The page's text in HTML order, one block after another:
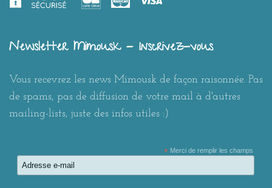
Newsletter Mimousk - Inscrivez-vous
Vous recevrez les news Mimousk de façon raisonnée. Pas
de spams, pas de diffusion de votre mail à d'autres
mailing-lists, juste des infos utiles :)
*Merci de remplir les champs